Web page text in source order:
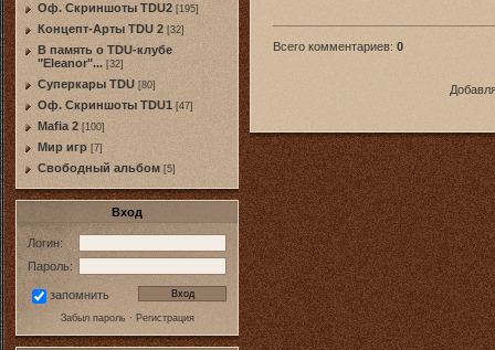
Оф. Скриншоты TDU2 [195]
Концепт-Арты TDU 2 [32]
В память о TDU-клубе
"Eleanor"... [32]
Суперкары TDU [80]
Оф. Скриншоты TDU1 [47]
Mafia 2 [100]
Мир игр [7]
Свободный альбом [5]
Вход
Логин:
Пароль:
запомнить
Забыл пароль· Регистрация
Всего комментариев: 0